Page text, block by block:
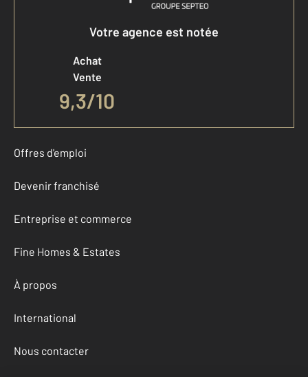
Votre agence est notée
Achat
Vente
9,3/10
Offres d'emploi
Devenir franchisé
Entreprise et commerce
Fine Homes & Estates
À propos
International
Nous contacter